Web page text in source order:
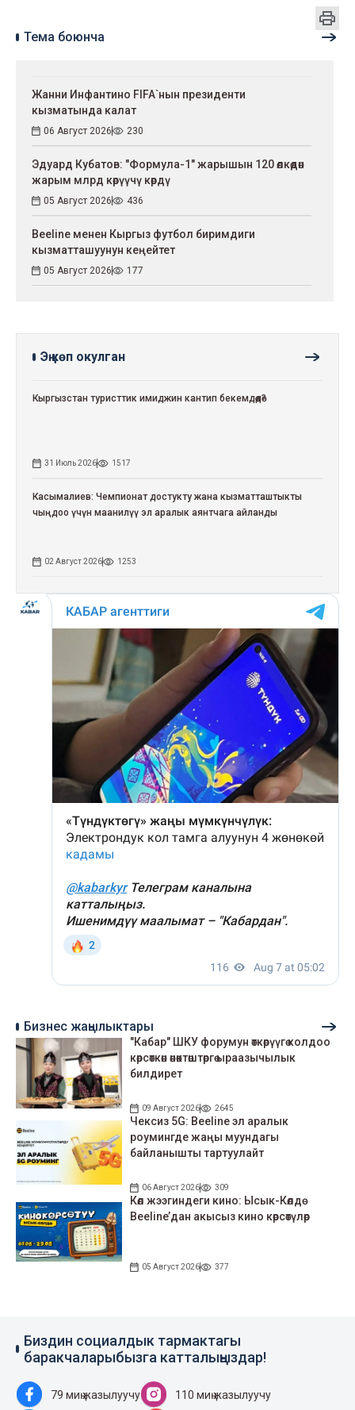
Тема боюнча
Жанни Инфантино FIFA`нын президенти
кызматында калат
06 Август 2026 230
Эдуард Кубатов: "Формула-1" жарышын 120 өлкөдөн
жарым млрд көрүүчү көрдү
05 Август 2026 436
Beeline менен Кыргыз футбол биримдиги
кызматташуунун кеңейтет
05 Август 2026 177
Эң көп окулган
Кыргызстан туристтик имиджин кантип бекемдөөдө?
31 Июль 2026 1517
Касымалиев: Чемпионат достукту жана кызматташтыкты
чыңдоо үчүн маанилүү эл аралык аянтчага айланды
02 Август 2026 1253
Бизнес жаңылыктары
"Кабар" ШКУ форумун өткөрүүгө колдоо
көрсөткөн өнөктөштөргө ыраазычылык
билдирет
09 Август 2026 2645
Чексиз 5G: Beeline эл аралык
роумингде жаңы муундагы
байланышты тартуулайт
06 Август 2026 309
Көл жээгиндеги кино: Ысык-Көлдө
Beeline’дан акысыз кино көрсөтүлөр
05 Август 2026 377
Биздин социалдык тармактагы
баракчаларыбызга катталыңыздар!
79 миң жазылуучу 110 миң жазылуучу